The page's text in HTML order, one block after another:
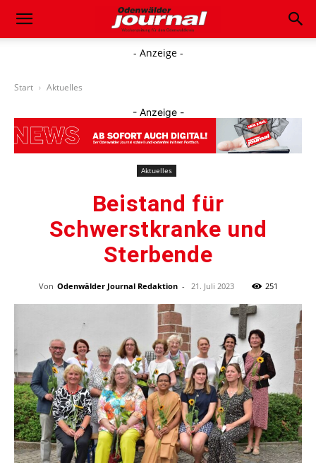
- Anzeige -
Start Aktuelles
- Anzeige -
Aktuelles
Beistand für
Schwerstkranke und
Sterbende
Von Odenwälder Journal Redaktion - 21. Juli 2023 251